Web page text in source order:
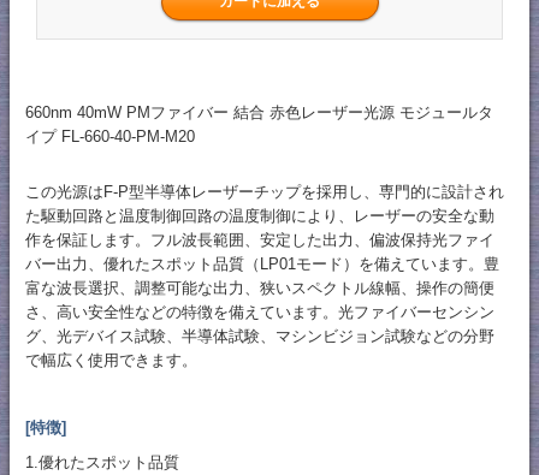
660nm 40mW PMファイバー 結合 赤色レーザー光源 モジュールタ
イプ FL-660-40-PM-M20
この光源はF-P型半導体レーザーチップを採用し、専門的に設計され
た駆動回路と温度制御回路の温度制御により、レーザーの安全な動
作を保証します。フル波長範囲、安定した出力、偏波保持光ファイ
バー出力、優れたスポット品質（LP01モード）を備えています。豊
富な波長選択、調整可能な出力、狭いスペクトル線幅、操作の簡便
さ、高い安全性などの特徴を備えています。光ファイバーセンシン
グ、光デバイス試験、半導体試験、マシンビジョン試験などの分野
で幅広く使用できます。
[特徴]
1.優れたスポット品質